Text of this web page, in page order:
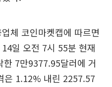
체 코인마켓캡에 따르면
일 오전 7시 55분 현재
7만9377.95달러에 거
은 1.12% 내린 2257.57